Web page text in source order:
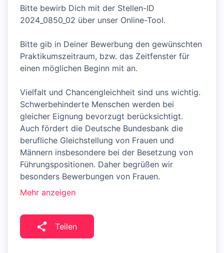
Bitte bewirb Dich mit der Stellen-ID
2024_0850_02 über unser Online-Tool.
Bitte gib in Deiner Bewerbung den gewünschten
Praktikumszeitraum, bzw. das Zeitfenster für
einen möglichen Beginn mit an.
Vielfalt und Chancengleichheit sind uns wichtig.
Schwerbehinderte Menschen werden bei
gleicher Eignung bevorzugt berücksichtigt.
Auch fördert die Deutsche Bundesbank die
berufliche Gleichstellung von Frauen und
Männern insbesondere bei der Besetzung von
Führungspositionen. Daher begrüßen wir
besonders Bewerbungen von Frauen.
Mehr anzeigen
Teilen